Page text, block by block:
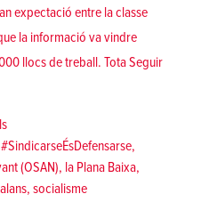
expectació entre la classe
la informació va vindre
llocs de treball. TotaSeguir
Baixa, davant la instal·lació
#SindicarseÉsDefensarse,
(OSAN), la Plana Baixa,
, socialisme